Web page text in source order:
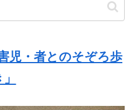
児・者とのそぞろ歩